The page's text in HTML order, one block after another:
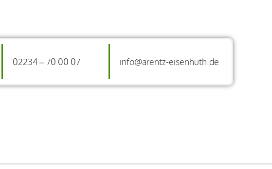
02234 – 70 00 07 info@arentz-eisenhuth.de